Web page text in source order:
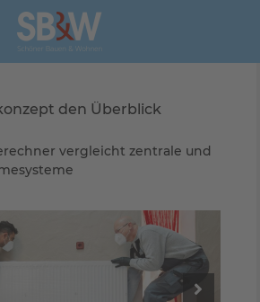
den Überblick
vergleicht zentrale und